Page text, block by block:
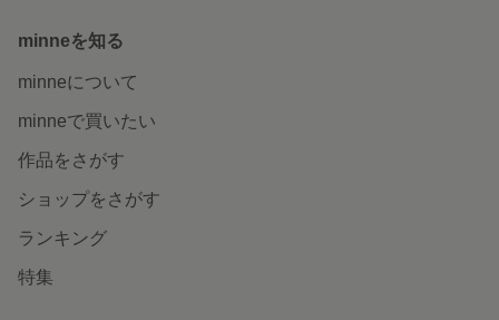
minneを知る
minneについて
minneで買いたい
作品をさがす
ショップをさがす
ランキング
特集